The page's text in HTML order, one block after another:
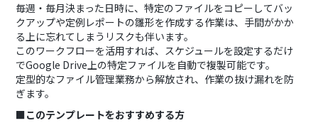
毎週・毎月決まった日時に、特定のファイルをコピーしてバッ
クアップや定例レポートの雛形を作成する作業は、手間がかか
る上に忘れてしまうリスクも伴います。
このワークフローを活用すれば、スケジュールを設定するだけ
でGoogle Drive上の特定ファイルを自動で複製可能です。
定型的なファイル管理業務から解放され、作業の抜け漏れを防
ぎます。
■このテンプレートをおすすめする方